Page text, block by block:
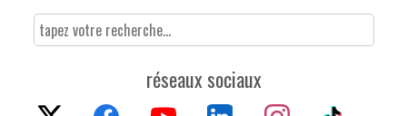
réseaux sociaux